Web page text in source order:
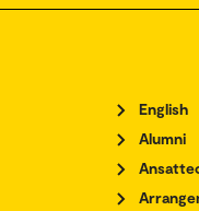
English
Alumni